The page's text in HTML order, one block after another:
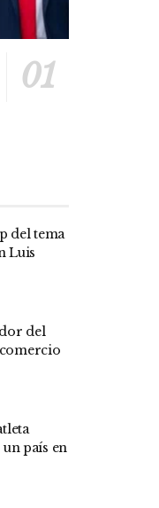
del tema
Luis
del
país en